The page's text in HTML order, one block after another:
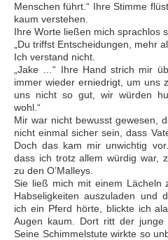
Menschen führt.“ Ihre Stimme
kaum verstehen.
Ihre Worte ließen mich sprachlos
„Du triffst Entscheidungen, mehr
Ich verstand nicht.
„Jake …“ Ihre Hand strich mir
immer wieder erniedrigt, um uns
uns nicht so gut, wir würden
wohl.“
Mir war nicht bewusst gewesen,
nicht einmal sicher sein, dass
Doch das kam mir unwichtig
dass ich trotz allem würdig war,
zu den O’Malleys.
Sie ließ mich mit einem Lächeln
Habseligkeiten auszuladen und
ich ein Pferd hörte, blickte ich
Augen kaum. Dort ritt der junge
Seine Schimmelstute wirkte so